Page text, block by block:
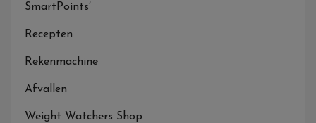
SmartPoints’
Recepten
Rekenmachine
Afvallen
Weight Watchers Shop